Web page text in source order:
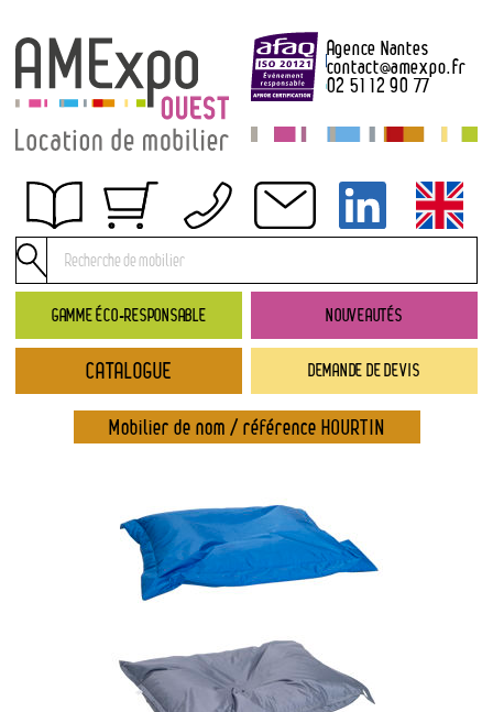
GAMME ÉCO-RESPONSABLE NOUVEAUTÉS
DEMANDE DE DEVIS
Agence Nantes
contact@amexpo.fr
02 51 12 90 77
Obtenir un devis
Conditions générales de location
Conditions de règlement
Contact
Catalogue
→ Nouveautés
→ Gamme éco-responsable
→ Types de mobilier
→ Noms / Références
CATALOGUE
Mobilier de nom / référence HOURTIN